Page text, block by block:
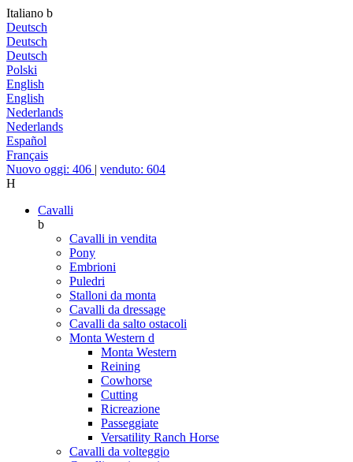
Italiano b
Deutsch
Deutsch
Deutsch
Polski
English
English
Nederlands
Nederlands
Español
Français
Nuovo oggi: 406 | venduto: 604
H
Cavalli
b
Cavalli in vendita
Pony
Embrioni
Puledri
Stalloni da monta
Cavalli da dressage
Cavalli da salto ostacoli
Monta Western d
Monta Western
Reining
Cowhorse
Cutting
Ricreazione
Passeggiate
Versatility Ranch Horse
Cavalli da volteggio